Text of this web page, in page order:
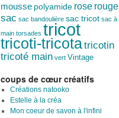
mousse polyamide rose rouge
sac sac bandoulière sac tricot sac à
main torsades tricot
tricoti-tricotatricotin
tricoté main vert Vintage
coups de cœur créatifs
Créations natooko
Estelle à la créa
Mon coeur de savon à l'infini